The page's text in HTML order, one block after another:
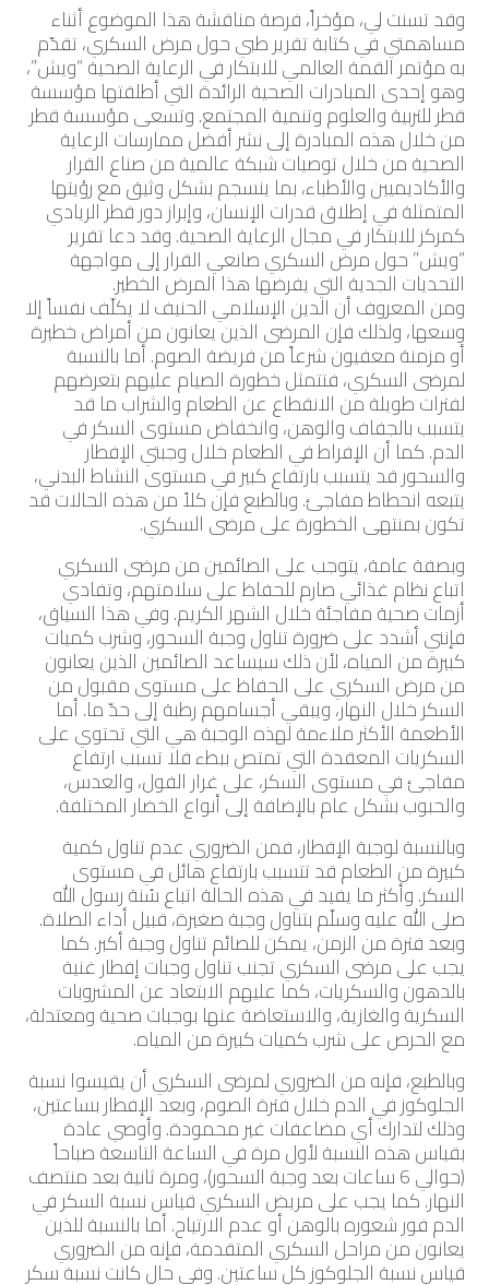
وقد تسنت لي، مؤخراً، فرصة مناقشة هذا الموضوع أثناء
مساهمتي في كتابة تقرير طبي حول مرض السكري، تقدّم
به مؤتمر القمة العالمي للابتكار في الرعاية الصحية “ويش”،
وهو إحدى المبادرات الصحية الرائدة التي أطلقتها مؤسسة
قطر للتربية والعلوم وتنمية المجتمع. وتسعى مؤسسة قطر
من خلال هذه المبادرة إلى نشر أفضل ممارسات الرعاية
الصحية من خلال توصيات شبكة عالمية من صناع القرار
والأكاديميين والأطباء، بما ينسجم بشكل وثيق مع رؤيتها
المتمثلة في إطلاق قدرات الإنسان، وإبراز دور قطر الريادي
كمركز للابتكار في مجال الرعاية الصحية. وقد دعا تقرير
“ويش” حول مرض السكري صانعي القرار إلى مواجهة
التحديات الجدية التي يفرضها هذا المرض الخطير.
ومن المعروف أن الدين الإسلامي الحنيف لا يكلّف نفساً إلا
وسعها، ولذلك فإن المرضى الذين يعانون من أمراض خطيرة
أو مزمنة معفيون شرعاً من فريضة الصوم. أما بالنسبة
لمرضى السكري، فتتمثل خطورة الصيام عليهم بتعرضهم
لفترات طويلة من الانقطاع عن الطعام والشراب ما قد
يتسبب بالجفاف والوهن، وانخفاض مستوى السكر في
الدم. كما أن الإفراط في الطعام خلال وجبتي الإفطار
والسحور قد يتسبب بارتفاع كبير في مستوى النشاط البدني،
يتبعه انحطاط مفاجئ. وبالطبع فإن كلاً من هذه الحالات قد
تكون بمنتهى الخطورة على مرضى السكري.
وبصفة عامة، يتوجب على الصائمين من مرضى السكري
اتباع نظام غذائي صارم للحفاظ على سلامتهم، وتفادي
أزمات صحية مفاجئة خلال الشهر الكريم. وفي هذا السياق،
فإنني أشدد على ضرورة تناول وجبة السحور، وشرب كميات
كبيرة من المياه، لأن ذلك سيساعد الصائمين الذين يعانون
من مرض السكري على الحفاظ على مستوى مقبول من
السكر خلال النهار، ويبقي أجسامهم رطبة إلى حدّ ما. أما
الأطعمة الأكثر ملاءمة لهذه الوجبة هي التي تحتوي على
السكريات المعقدة التي تمتص ببطء فلا تسبب ارتفاع
مفاجئ في مستوى السكر، على غرار الفول، والعدس،
والحبوب بشكل عام بالإضافة إلى أنواع الخضار المختلفة.
وبالنسبة لوجبة الإفطار، فمن الضروري عدم تناول كمية
كبيرة من الطعام قد تتسبب بارتفاع هائل في مستوى
السكر. وأكثر ما يفيد في هذه الحالة اتباع سُنة رسول الله
صلى الله عليه وسلّم بتناول وجبة صغيرة، قبيل أداء الصلاة.
وبعد فترة من الزمن، يمكن للصائم تناول وجبة أكبر. كما
يجب على مرضى السكري تجنب تناول وجبات إفطار غنية
بالدهون والسكريات، كما عليهم الابتعاد عن المشروبات
السكرية والغازية، والاستعاضة عنها بوجبات صحية ومعتدلة،
مع الحرص على شرب كميات كبيرة من المياه.
وبالطبع، فإنه من الضروري لمرضى السكري أن يقيسوا نسبة
الجلوكوز في الدم خلال فترة الصوم، وبعد الإفطار بساعتين،
وذلك لتدارك أي مضاعفات غير محمودة. وأوصي عادة
بقياس هذه النسبة لأول مرة في الساعة التاسعة صباحاً
(حوالي 6 ساعات بعد وجبة السحور)، ومرة ثانية بعد منتصف
النهار. كما يجب على مريض السكري قياس نسبة السكر في
الدم فور شعوره بالوهن أو عدم الارتياح. أما بالنسبة للذين
يعانون من مراحل السكري المتقدمة، فإنه من الضروري
قياس نسبة الجلوكوز كل ساعتين. وفي حال كانت نسبة سكر